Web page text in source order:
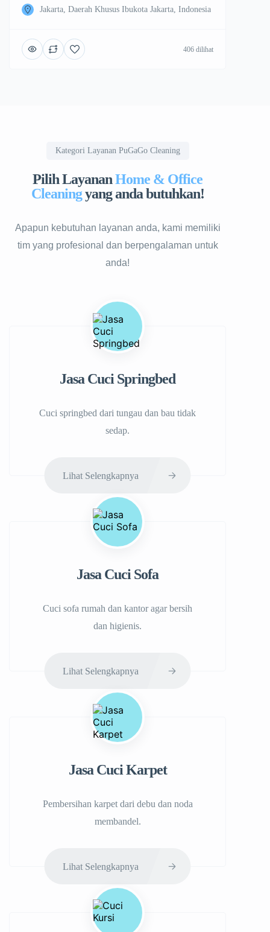
Jakarta, Daerah Khusus Ibukota Jakarta, Indonesia
406 dilihat
Kategori Layanan PuGaGo Cleaning
Pilih LayananHome & Office
Cleaningyang anda butuhkan!
Apapun kebutuhan layanan anda, kami memiliki
tim yang profesional dan berpengalaman untuk
anda!
Jasa Cuci Springbed
Cuci springbed dari tungau dan bau tidak
sedap.
Lihat Selengkapnya
Jasa Cuci Sofa
Cuci sofa rumah dan kantor agar bersih
dan higienis.
Lihat Selengkapnya
Jasa Cuci Karpet
Pembersihan karpet dari debu dan noda
membandel.
Lihat Selengkapnya